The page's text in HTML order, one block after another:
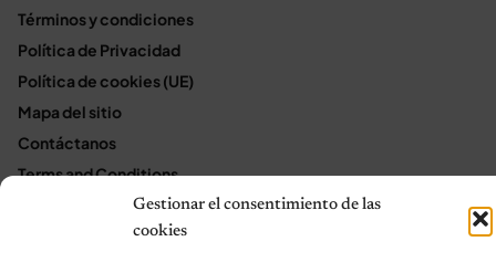
Gestionar el consentimiento de las
cookies
Términos y condiciones
Política de Privacidad
Política de cookies (UE)
Mapa del sitio
Contáctanos
Terms and Conditions